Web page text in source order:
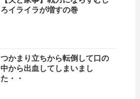
ろイライラが増すの巻
つかまり立ちから転倒して口の
中から出血してしまいまし
た・・